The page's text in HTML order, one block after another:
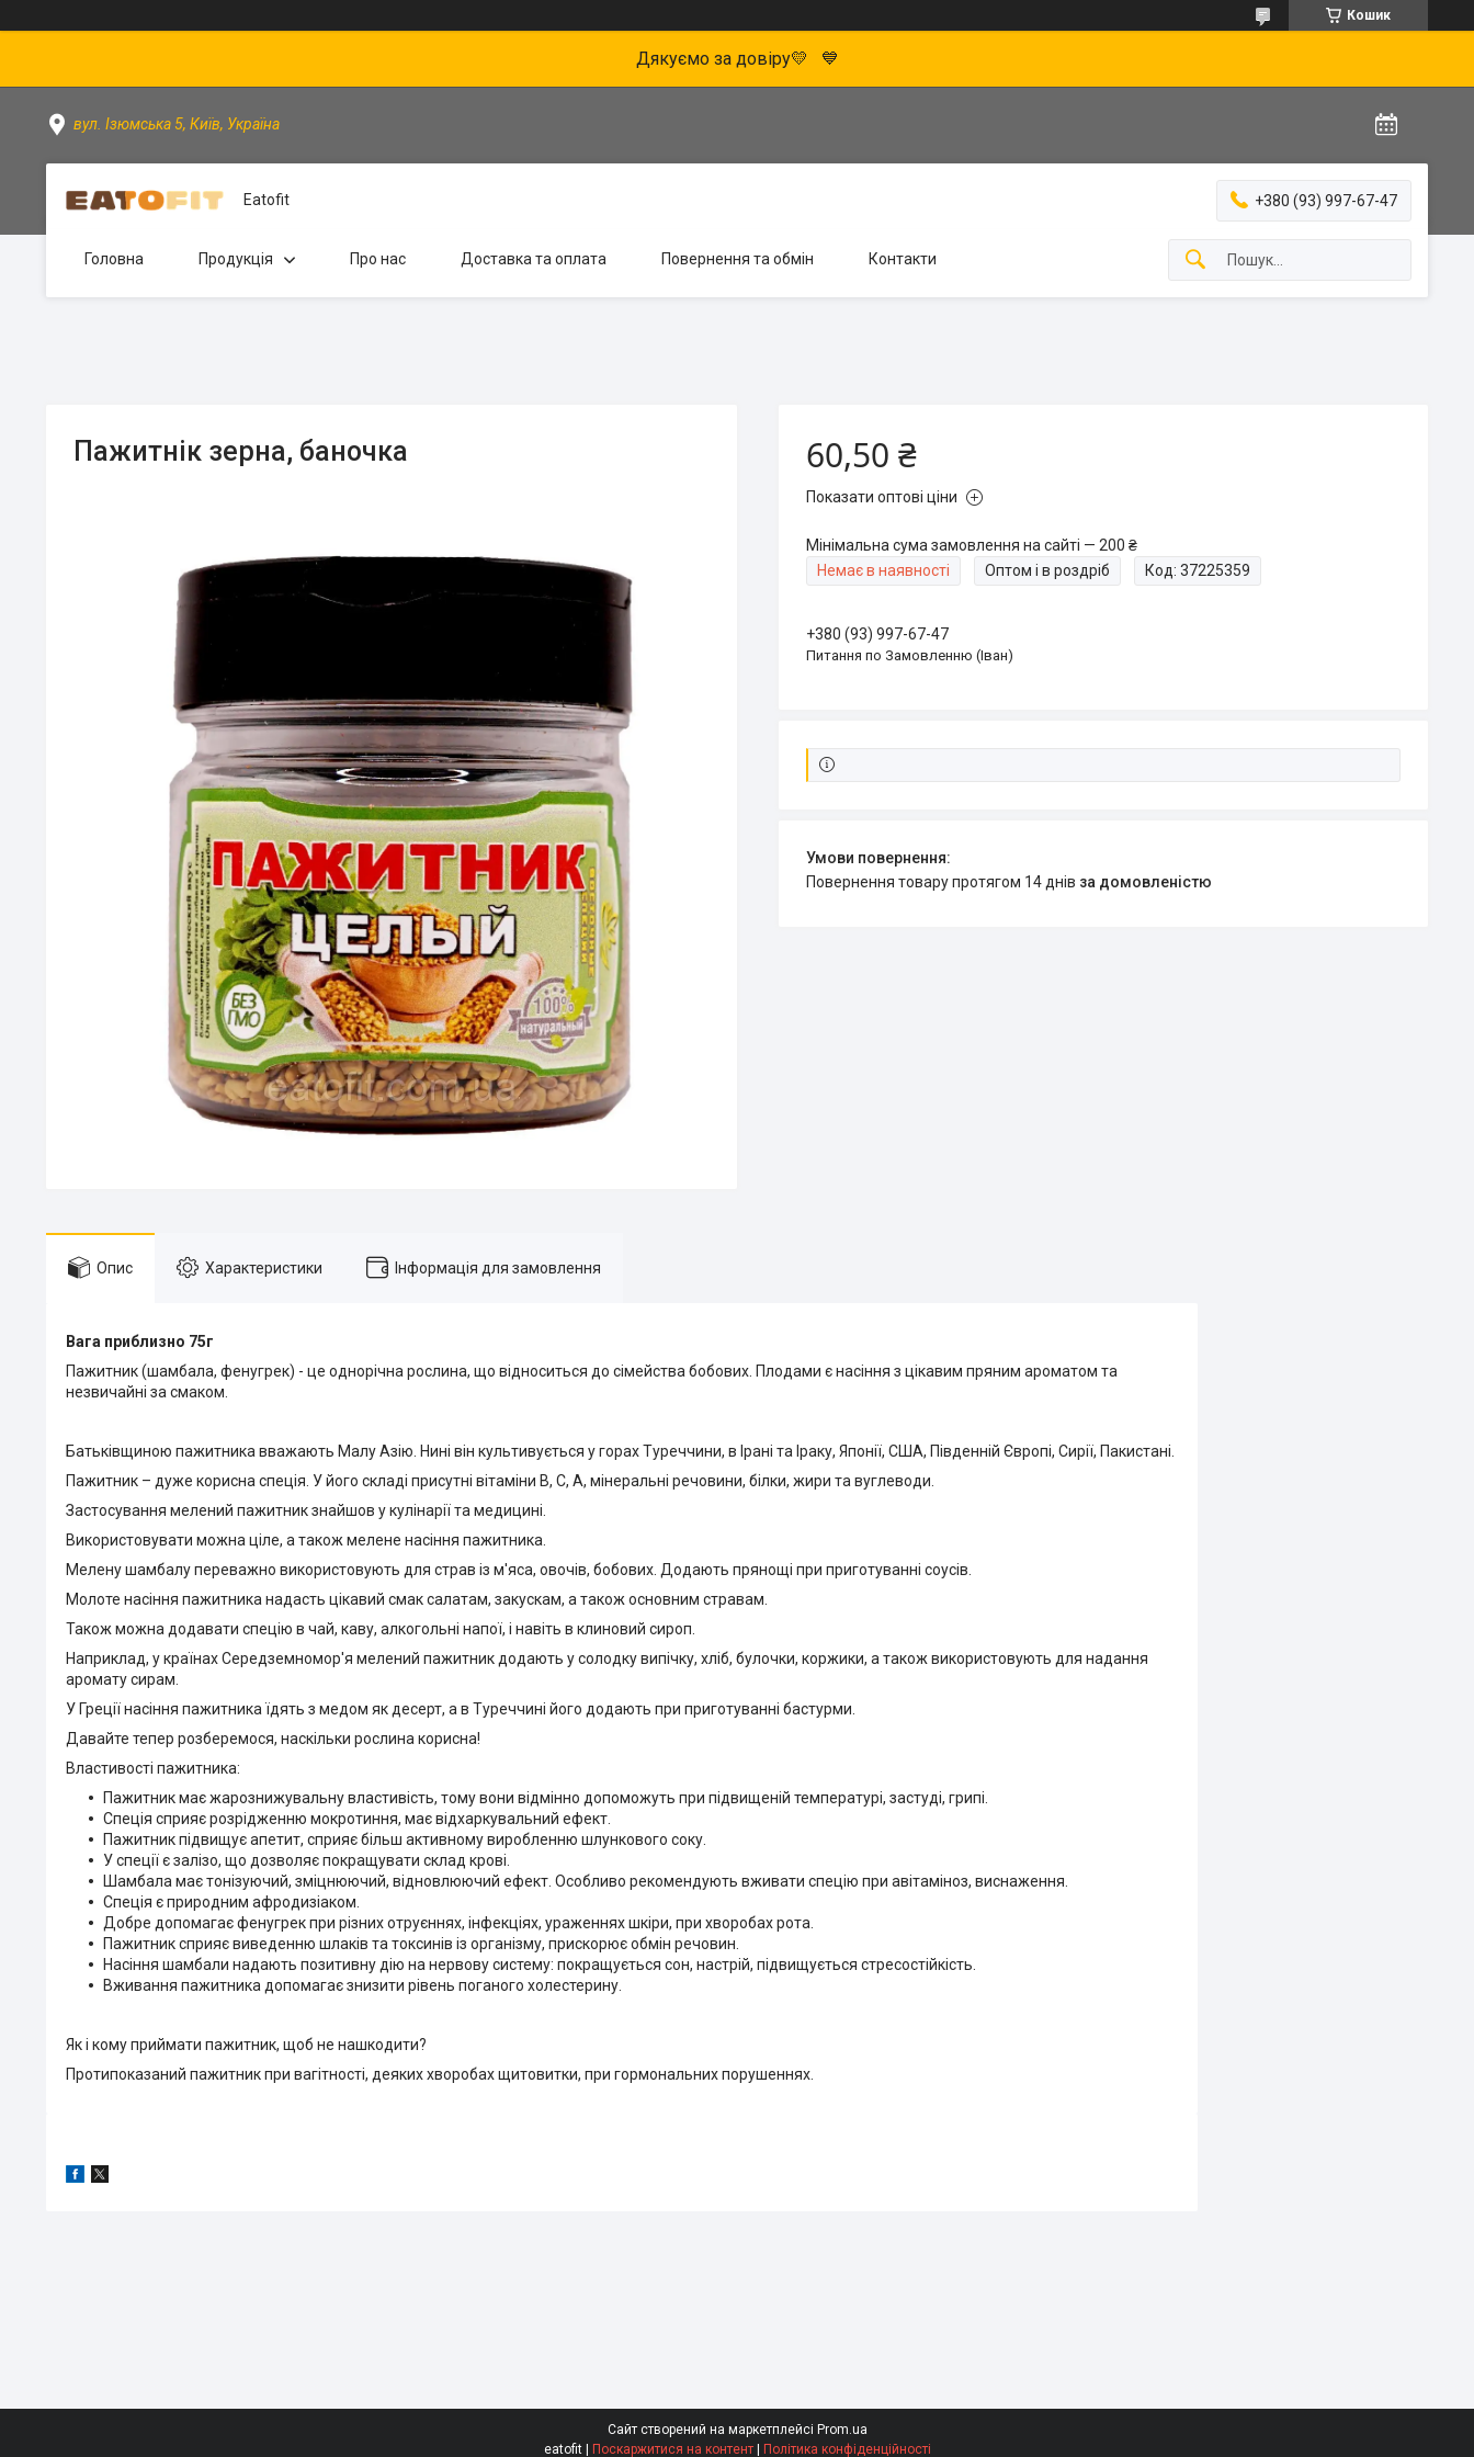
Кошик
Дякуємо за довіру💛 💙
вул. Ізюмська 5, Київ, Україна
Eatofit +380 (93) 997-67-47
Головна Продукція Про нас Доставка та оплата Повернення та обмін Контакти
Пажитнік зерна, баночка 60,50 ₴
Показати оптові ціни
Мінімальна сума замовлення на сайті — 200 ₴
Немає в наявності
Оптом і в роздріб Код: 37225359
+380 (93) 997-67-47
Питання по Замовленню (Іван)
повернення товару протягом 14 днів за домовленістю
Опис Характеристики Інформація для замовлення
Вага приблизно 75г
Пажитник (шамбала, фенугрек) - це однорічна рослина, що відноситься до сімейства бобових. Плодами є насіння з цікавим пряним ароматом та
незвичайні за смаком.
Батьківщиною пажитника вважають Малу Азію. Нині він культивується у горах Туреччини, в Ірані та Іраку, Японії, США, Південній Європі, Сирії, Пакистані.
Пажитник – дуже корисна спеція. У його складі присутні вітаміни В, С, А, мінеральні речовини, білки, жири та вуглеводи.
Застосування мелений пажитник знайшов у кулінарії та медицині.
Використовувати можна ціле, а також мелене насіння пажитника.
Мелену шамбалу переважно використовують для страв із м'яса, овочів, бобових. Додають прянощі при приготуванні соусів.
Молоте насіння пажитника надасть цікавий смак салатам, закускам, а також основним стравам.
Також можна додавати спецію в чай, каву, алкогольні напої, і навіть в клиновий сироп.
Наприклад, у країнах Середземномор'я мелений пажитник додають у солодку випічку, хліб, булочки, коржики, а також використовують для надання
аромату сирам.
У Греції насіння пажитника їдять з медом як десерт, а в Туреччині його додають при приготуванні бастурми.
Давайте тепер розберемося, наскільки рослина корисна!
Властивості пажитника:
Пажитник має жарознижувальну властивість, тому вони відмінно допоможуть при підвищеній температурі, застуді, грипі.
Спеція сприяє розрідженню мокротиння, має відхаркувальний ефект.
Пажитник підвищує апетит, сприяє більш активному виробленню шлункового соку.
У спеції є залізо, що дозволяє покращувати склад крові.
Шамбала має тонізуючий, зміцнюючий, відновлюючий ефект. Особливо рекомендують вживати спецію при авітаміноз, виснаження.
Спеція є природним афродизіаком.
Добре допомагає фенугрек при різних отруєннях, інфекціях, ураженнях шкіри, при хворобах рота.
Пажитник сприяє виведенню шлаків та токсинів із організму, прискорює обмін речовин.
Насіння шамбали надають позитивну дію на нервову систему: покращується сон, настрій, підвищується стресостійкість.
Вживання пажитника допомагає знизити рівень поганого холестерину.
Як і кому приймати пажитник, щоб не нашкодити?
Протипоказаний пажитник при вагітності, деяких хворобах щитовитки, при гормональних порушеннях.
Сайт створений на маркетплейсі Prom.ua
Поскаржитися на контент Політика конфіденційності